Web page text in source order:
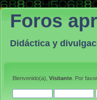
Foros
Didáctica y
Bienvenido(a), Visitante . Por favor,